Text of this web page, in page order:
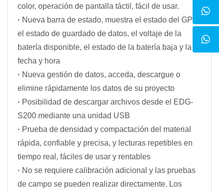
color, operación de pantalla táctil, fácil de usar.
· Nueva barra de estado, muestra el estado del GPS,
el estado de guardado de datos, el voltaje de la
batería disponible, el estado de la batería baja y la
fecha y hora
· Nueva gestión de datos, acceda, descargue o
elimine rápidamente los datos de su proyecto
· Posibilidad de descargar archivos desde el EDG-
S200 mediante una unidad USB
· Prueba de densidad y compactación del material
rápida, confiable y precisa, y lecturas repetibles en
tiempo real, fáciles de usar y rentables
· No se requiere calibración adicional y las pruebas
de campo se pueden realizar directamente. Los